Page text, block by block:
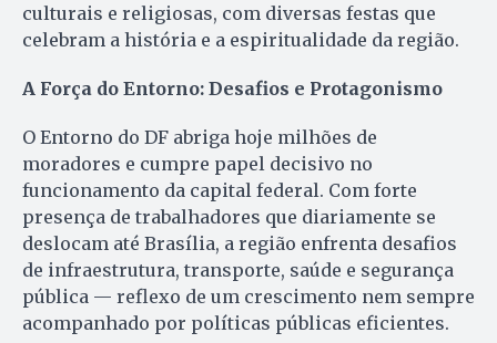
culturais e religiosas, com diversas festas que
celebram a história e a espiritualidade da região.
A Força do Entorno: Desafios e Protagonismo
O Entorno do DF abriga hoje milhões de
moradores e cumpre papel decisivo no
funcionamento da capital federal. Com forte
presença de trabalhadores que diariamente se
deslocam até Brasília, a região enfrenta desafios
de infraestrutura, transporte, saúde e segurança
pública — reflexo de um crescimento nem sempre
acompanhado por políticas públicas eficientes.